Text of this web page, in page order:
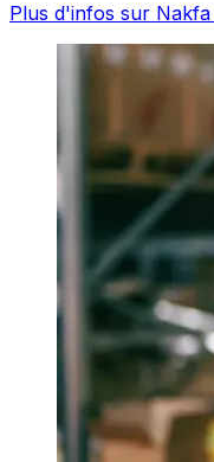
Plus d'infos sur